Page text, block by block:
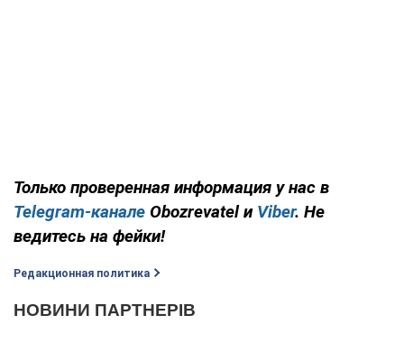
Только проверенная информация у нас в
Telegram-канале Obozrevatel и Viber. Не
ведитесь на фейки!
Редакционная политика